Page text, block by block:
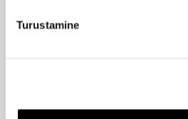
Turustamine